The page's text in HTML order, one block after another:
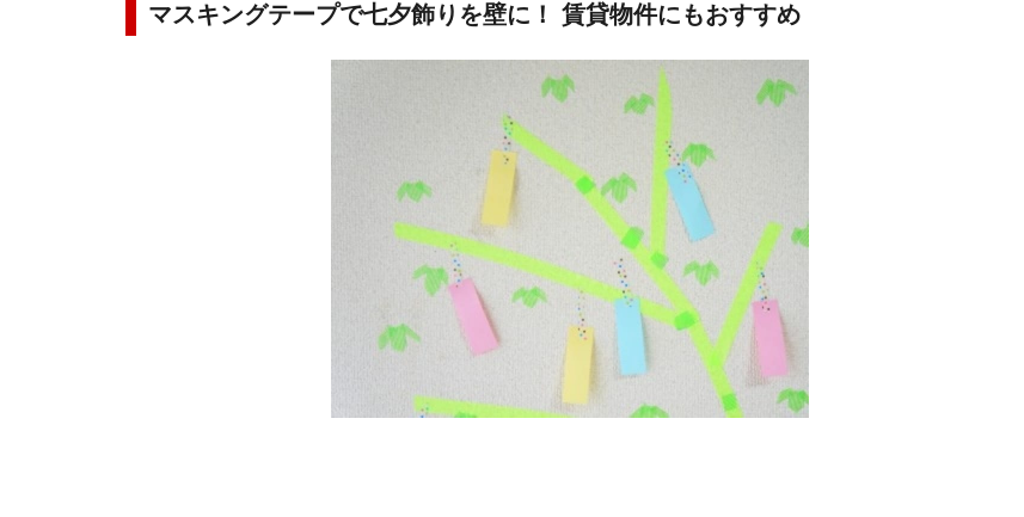
マスキングテープで七夕飾りを壁に！ 賃貸物件にもおすすめ